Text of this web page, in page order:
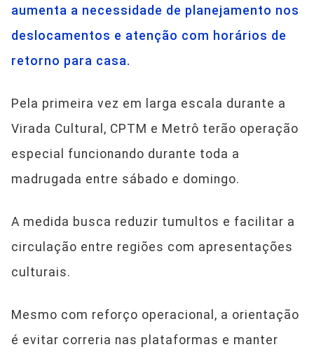
aumenta a necessidade de planejamento nos
deslocamentos e atenção com horários de
retorno para casa.
Pela primeira vez em larga escala durante a
Virada Cultural, CPTM e Metrô terão operação
especial funcionando durante toda a
madrugada entre sábado e domingo.
A medida busca reduzir tumultos e facilitar a
circulação entre regiões com apresentações
culturais.
Mesmo com reforço operacional, a orientação
é evitar correria nas plataformas e manter